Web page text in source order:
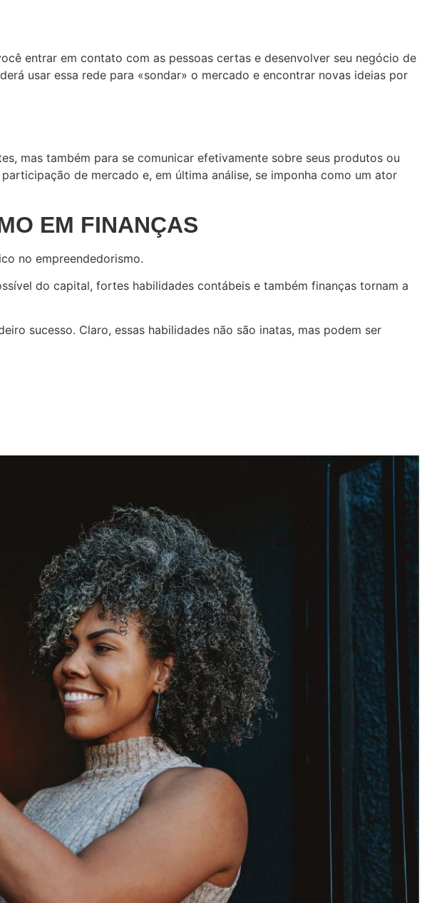
entrar em contato com as pessoas certas e desenvolver seu negócio de
usar essa rede para «sondar» o mercado e encontrar novas ideias por
mas também para se comunicar efetivamente sobre seus produtos ou
de mercado e, em última análise, se imponha como um ator
EM FINANÇAS
no empreendedorismo.
do capital, fortes habilidades contábeis e também finanças tornam a
sucesso. Claro, essas habilidades não são inatas, mas podem ser